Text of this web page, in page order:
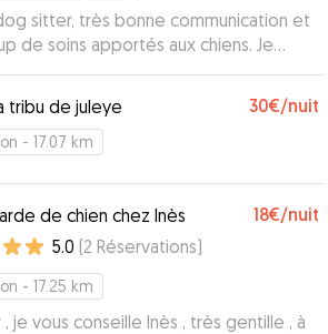
sitter, très bonne communication et
de soins apportés aux chiens. Je
vivement !”
tribu de juleye 30€/nuit
- 17.07 km
de chien chez Inès 18€/nuit
5.0 (2 Réservations)
- 17.25 km
, je vous conseille Inès , très gentille , à